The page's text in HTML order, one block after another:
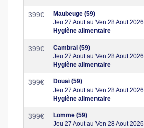
399€
Maubeuge (59)
Jeu 27 Aout au Ven 28 Aout 2026
Hygiène alimentaire
399€
Cambrai (59)
Jeu 27 Aout au Ven 28 Aout 2026
Hygiène alimentaire
399€
Douai (59)
Jeu 27 Aout au Ven 28 Aout 2026
Hygiène alimentaire
399€
Lomme (59)
Jeu 27 Aout au Ven 28 Aout 2026